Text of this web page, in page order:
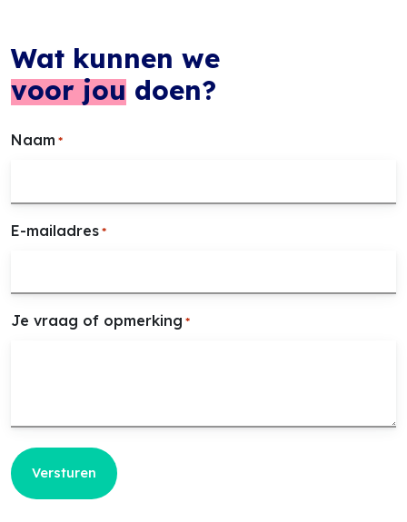
Wat kunnen we
voor jou doen?
Naam *
E-mailadres *
Je vraag of opmerking *